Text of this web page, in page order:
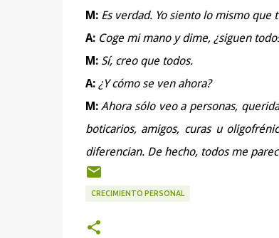
M: Es verdad. Yo siento lo mismo que
A: Coge mi mano y dime, ¿siguen
M: Sí, creo que todos.
A: ¿Y cómo se ven ahora?
M: Ahora sólo veo a personas,
boticarios, amigos, curas u
diferencian. De hecho, todos me
CRECIMIENTO PERSONAL